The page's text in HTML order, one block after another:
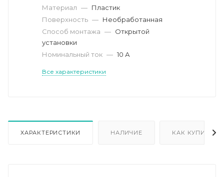
Материал — Пластик
Поверхность — Необработанная
Способ монтажа — Открытой
установки
Номинальный ток — 10 А
Все характеристики
ХАРАКТЕРИСТИКИ НАЛИЧИЕ КАК КУПИТЬ